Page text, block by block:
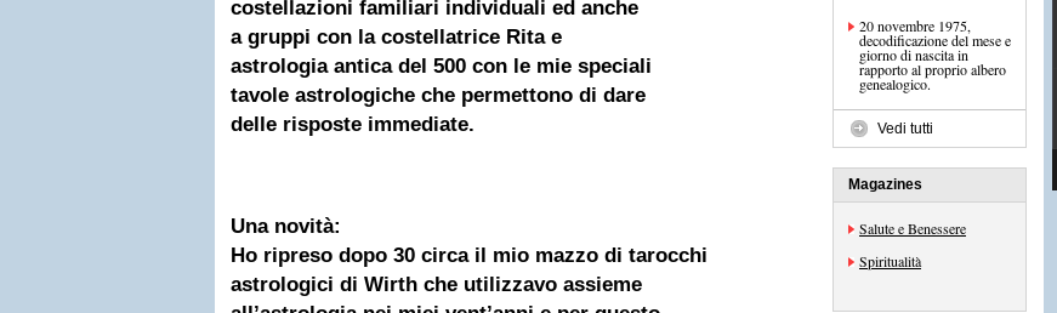
costellazioni familiari individuali ed anche
a gruppi con la costellatrice Rita e
astrologia antica del 500 con le mie speciali
tavole astrologiche che permettono di dare
delle risposte immediate.
Una novità:
Ho ripreso dopo 30 circa il mio mazzo di tarocchi
astrologici di Wirth che utilizzavo assieme
20 novembre 1975,
decodificazione del mese e
giorno di nascita in
rapporto al proprio albero
genealogico.
Vedi tutti
Magazines
Salute e Benessere
Spiritualità